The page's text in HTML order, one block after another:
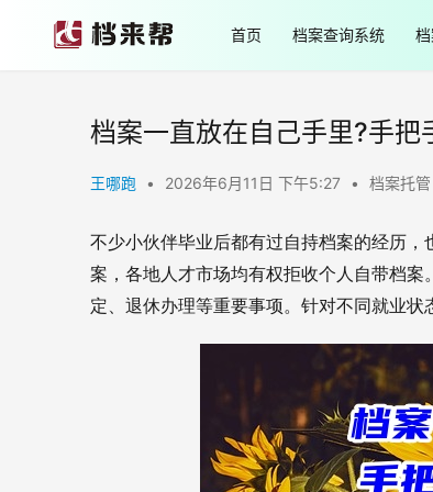
首页 档案查询系统
档案一直放在自己手里?手把
王哪跑 • 2026年6月11日 下午5:27 • 档案托管
不少小伙伴毕业后都有过自持档案的经历
案，各地人才市场均有权拒收个人自带档
定、退休办理等重要事项。针对不同就业状